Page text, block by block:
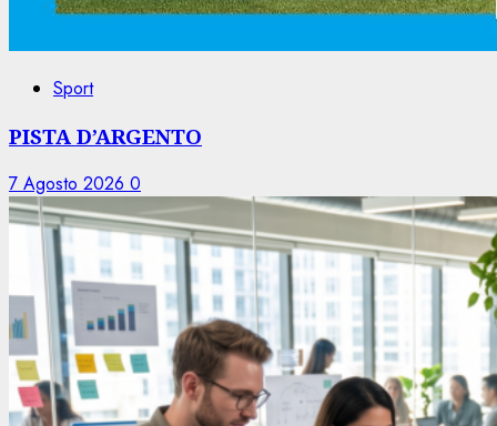
Sport
PISTA D’ARGENTO
7 Agosto 2026 0